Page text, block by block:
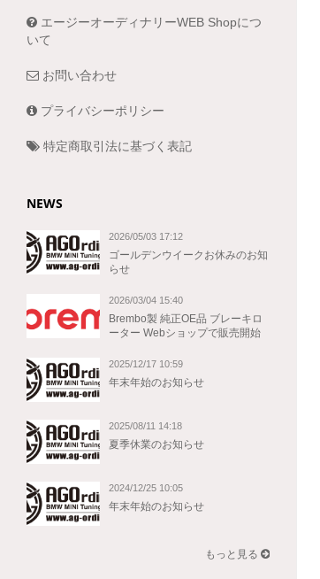
エージーオーディナリーWEB Shopにつ
いて
お問い合わせ
プライバシーポリシー
特定商取引法に基づく表記
NEWS
2026/05/03 17:12
ゴールデンウイークお休みのお知
らせ
2026/03/04 15:40
Brembo製 純正OE品 ブレーキロ
ーター Webショップで販売開始
2025/12/17 10:59
年末年始のお知らせ
2025/08/11 14:18
夏季休業のお知らせ
2024/12/25 10:05
年末年始のお知らせ
もっと見る